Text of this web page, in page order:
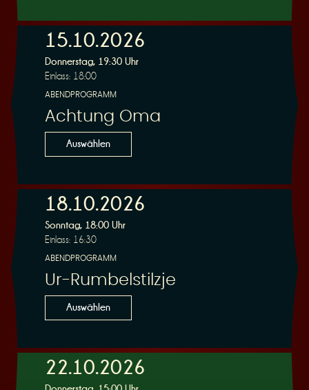
15.10.2026
Donnerstag, 19:30 Uhr
Einlass: 18:00
ABENDPROGRAMM
Achtung Oma
Auswählen
18.10.2026
Sonntag, 18:00 Uhr
Einlass: 16:30
ABENDPROGRAMM
Ur-Rumbelstilzje
Auswählen
22.10.2026